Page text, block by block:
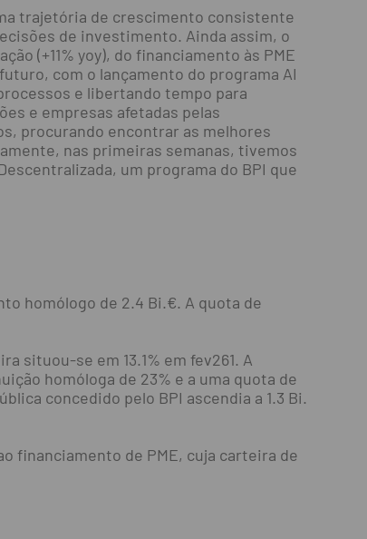
trajetória de crescimento consistente
de investimento. Ainda assim, o
(+11% yoy), do financiamento às PME
com o lançamento do programa AI
e libertando tempo para
e empresas afetadas pelas
procurando encontrar as melhores
nas primeiras semanas, tivemos
um programa do BPI que
homólogo de 2.4 Bi.€. A quota de
situou-se em 13.1% em fev261. A
homóloga de 23% e a uma quota de
concedido pelo BPI ascendia a 1.3 Bi.
financiamento de PME, cuja carteira de